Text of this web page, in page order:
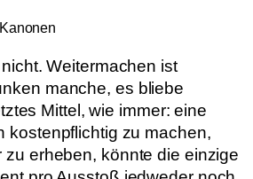
Weitermachen ist
manche, es bliebe
Mittel, wie immer: eine
kostenpflichtig zu machen,
erheben, könnte die einzige